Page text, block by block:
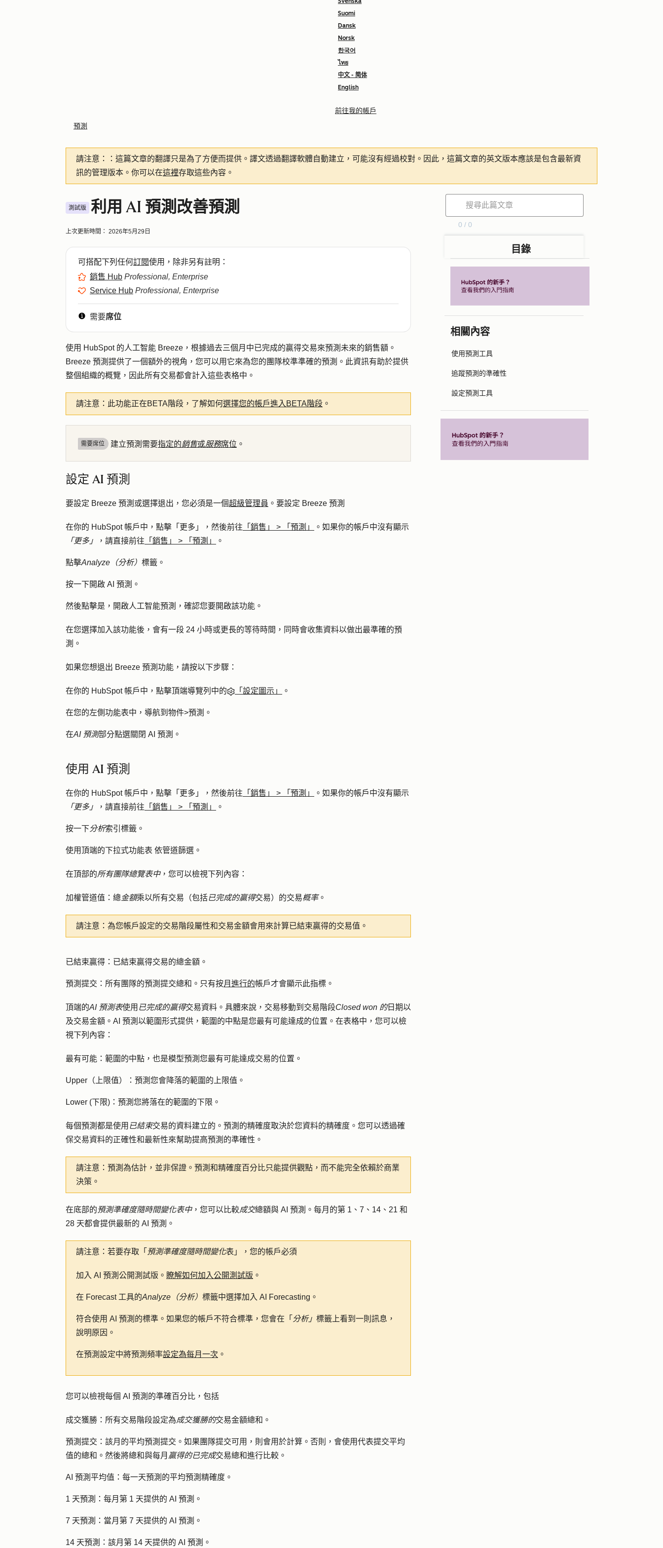
Suomi
Dansk
Norsk
한국어
ไทย
中文 - 简体
English
前往我的帳戶
預測
請注意：
：這篇文章的翻譯只是為了方便而提供。譯文透過翻譯軟體自動建立，可能沒有經過校對。因此，這篇文章的英文版本應該是包含最新資
訊的管理版本。你可以在這裡存取這些內容。
測試版 利用 AI 預測改善預測
上次更新時間： 2026年5月29日
可搭配下列任何訂閱使用，除非另有註明：
銷售 Hub Professional, Enterprise
Service Hub Professional, Enterprise
需要席位
使用 HubSpot 的人工智能 Breeze，根據過去三個月中已完成的贏得交易來預測未來的銷售額。
Breeze 預測提供了一個額外的視角，您可以用它來為您的團隊校準準確的預測。此資訊有助於提供
整個組織的概覽，因此所有交易都會計入這些表格中。
請注意： 此功能正在BETA階段，了解如何選擇您的帳戶進入BETA階段 。
需要席位 建立預測需要指定的銷售或服務席位 。
設定 AI 預測
要設定 Breeze 預測或選擇退出，您必須是一個超級管理員 。要設定 Breeze 預測
在你的 HubSpot 帳戶中，點擊 「更多」 ，然後前往 「銷售」 > 「預測」
。如果你的帳戶中沒有顯示
「更多」
，請直接前往 「銷售」 > 「預測」 。
點擊Analyze（分析） 標籤。
按一下開啟 AI 預測 。
然後點擊是，開啟人工智能預測， 確認您要開啟該功能。
在您選擇加入該功能後，會有一段 24 小時或更長的等待時間，同時會收集資料以做出最準確的預
測。
如果您想退出 Breeze 預測功能，請按以下步驟：
在你的 HubSpot 帳戶中，點擊頂端導覽列中的 「設定圖示」 。
在您的左側功能表中，導航到 物件>預測 。
在AI 預測部分點選關閉 AI 預測 。
使用 AI 預測
在你的 HubSpot 帳戶中，點擊 「更多」 ，然後前往 「銷售」 > 「預測」
。如果你的帳戶中沒有顯示
「更多」
，請直接前往 「銷售」 > 「預測」 。
按一下分析索引標籤。
使用頂端的下拉式功能表 依管道篩選。
在頂部的所有團隊總覽表中，您可以檢視下列內容：
加權管道值： 總金額乘以所有交易（包括已完成的贏得交易）的交易概率。
請注意： 為您帳戶設定的交易階段屬性和交易金額會用來計算已結束贏得的交易值。
已結束贏得 ： 已結束贏得交易的總金額。
預測提交： 所有團隊的預測提交總和。只有按月進行的帳戶才會顯示此指標。
頂端的AI 預測表使用 已完成的贏得交易資料。具體來說，交易移動到交易階段Closed won 的日期以
及交易金額。AI 預測以範圍形式提供，範圍的中點是您最有可能達成的位置。在表格中，您可以檢
視下列內容：
最有可能： 範圍的中點，也是模型預測您最有可能達成交易的位置。
Upper（上 限值） ： 預測您會降落的範圍的上限值。
Lower (下限)： 預測您將落在的範圍的下限。
每個預測都是使用 已結束交易的資料建立的。預測的精確度取決於您資料的精確度。您可以透過確
保交易資料的正確性和最新性來幫助提高預測的準確性。
請注意： 預測為估計，並非保證。預測和精確度百分比只能提供觀點，而不能完全依賴於商業
決策。
在底部的預測準確度隨時間變化表中，您可以比較成交總額與 AI 預測。每月的第 1、7、14、21 和
28 天都會提供最新的 AI 預測。
請注意： 若要存取「 預測準確度隨時間變化表」，您的帳戶必須
加入 AI 預測公開測試版。 瞭解如何加入公開測試版 。
在 Forecast 工具的Analyze（分析） 標籤中選擇加入 AI Forecasting。
符合使用 AI 預測的標準。如果您的帳戶不符合標準，您會在「 分析」 標籤上看到一則訊息，
說明原因。
在預測設定中將預測頻率設定為每月一次 。
您可以檢視每個 AI 預測的準確百分比，包括
成交獲勝： 所有交易階段設定為成交獲勝的交易金額總和。
預測提交： 該月的平均預測提交。如果團隊提交可用，則會用於計算。否則，會使用代表提交平均
值的總和。然後將總和與每月 贏得的已完成交易總和進行比較。
AI 預測平均值： 每一天預測的平均預測精確度。
1 天預測： 每月第 1 天提供的 AI 預測。
7 天預測： 當月第 7 天提供的 AI 預測。
14 天預測： 該月第 14 天提供的 AI 預測。
0 / 0
目錄
相關內容
使用預測工具
追蹤預測的準確性
設定預測工具